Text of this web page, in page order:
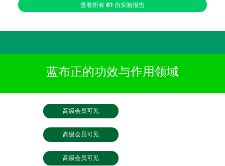
查看所有 61 份实验报告
蓝布正的功效与作用领域
高级会员可见
高级会员可见
高级会员可见